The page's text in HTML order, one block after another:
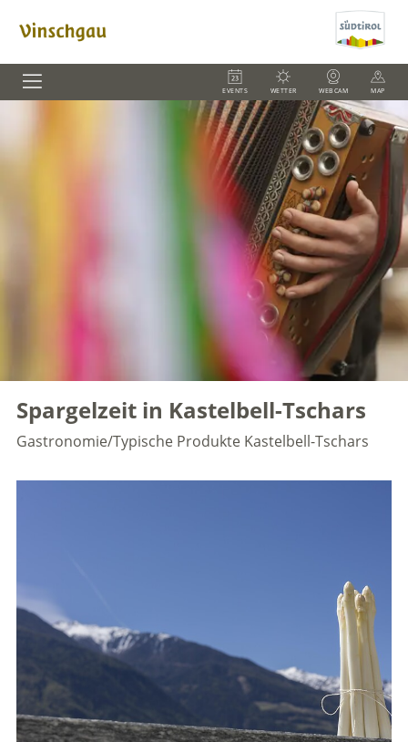
EVENTS WETTER WEBCAM MAP
Spargelzeit in Kastelbell-Tschars
Gastronomie/Typische Produkte Kastelbell-Tschars